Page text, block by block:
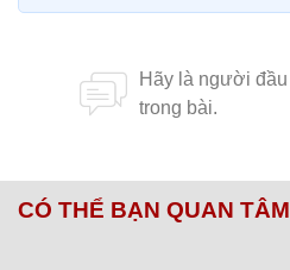
CÓ THỂ BẠN QUAN TÂM